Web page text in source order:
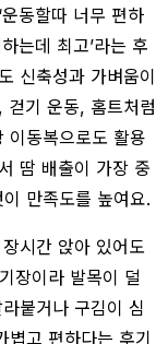
동할따 너무 편하
는데 최고’라는 후
신축성과 가벼움이
걷기 운동, 홈트처럼
이동복으로도 활용
땀 배출이 가장 중
만족도를 높여요.
시간 앉아 있어도
장이라 발목이 덜
붙거나 구김이 심
고 편하다는 후기